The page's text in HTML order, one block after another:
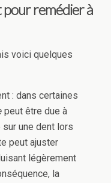
pour remédier à
voici quelques
: dans certaines
peut être due à
une dent lors
peut ajuster
légèrement
la